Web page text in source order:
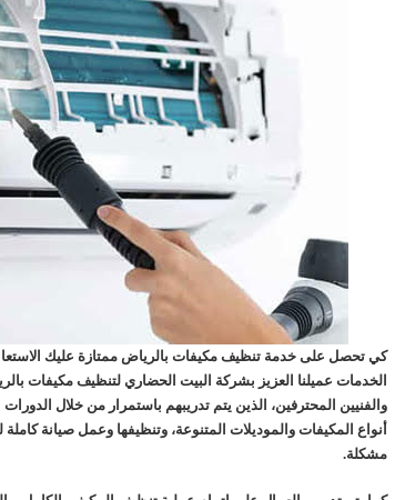
كي تحصل على خدمة تنظيف مكيفات بالرياض ممتازة عليك
الخدمات عميلنا العزيز بشركة البيت الحضاري لتنظيف مكيفات
والفنيين المحترفين، الذين يتم تدريبهم باستمرار من خلال
أنواع المكيفات والموديلات المتنوعة، وتنظيفها وعمل صيانة
مشكلة.